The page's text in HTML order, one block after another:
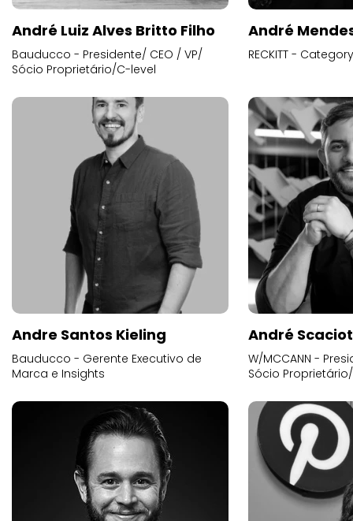
André Luiz Alves Britto Filho
Bauducco - Presidente/ CEO / VP/
Sócio Proprietário/C-level
André
RECKITT -
Andre Santos Kieling
Bauducco - Gerente Executivo de
Marca e Insights
André
W/MCCANN -
Sócio